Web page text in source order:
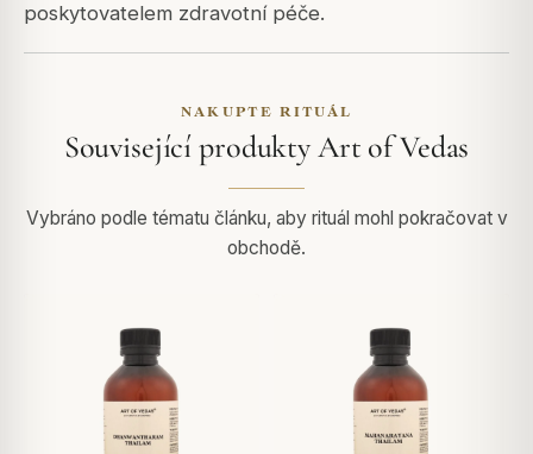
poskytovatelem zdravotní péče.
NAKUPTE RITUÁL
Související produkty Art of Vedas
Vybráno podle tématu článku, aby rituál mohl pokračovat v
obchodě.